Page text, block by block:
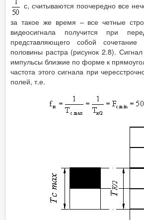
с, считываются поочередно все
за такое же время – все четные
видеосигнала получится при
представляющего собой
половины растра (рисунок 2.8).
импульсы близкие по форме к
частота этого сигнала при
полей, т.е.